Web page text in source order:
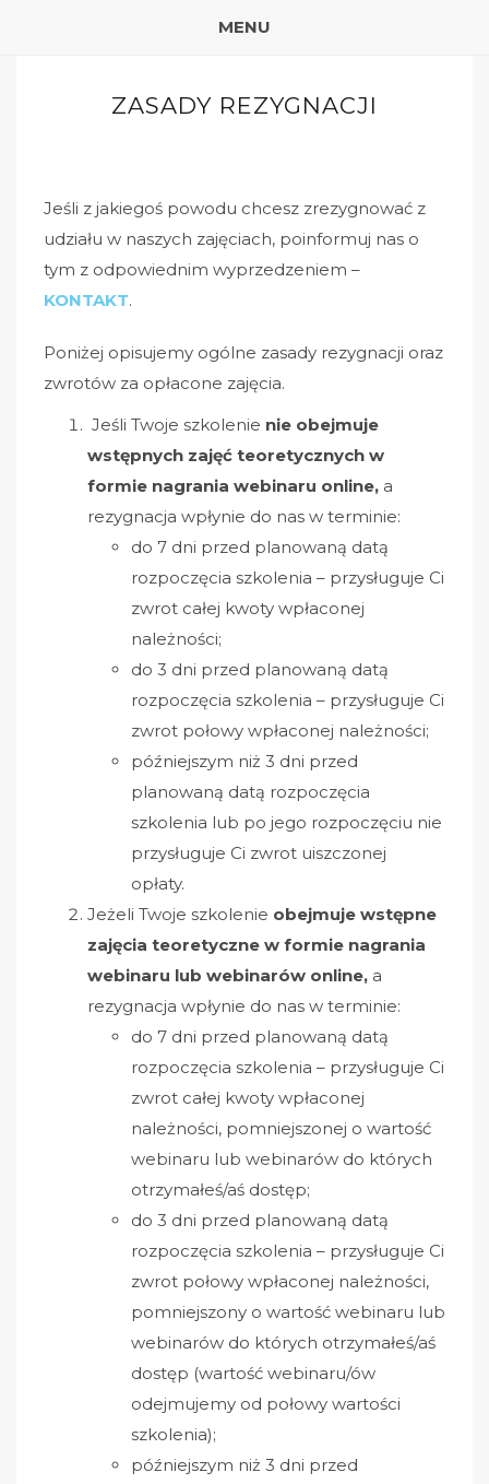
MENU
ZASADY REZYGNACJI
Jeśli z jakiegoś powodu chcesz zrezygnować z
udziału w naszych zajęciach, poinformuj nas o
tym z odpowiednim wyprzedzeniem –
KONTAKT.
Poniżej opisujemy ogólne zasady rezygnacji oraz
zwrotów za opłacone zajęcia.
Jeśli Twoje szkolenie nie obejmuje
wstępnych zajęć teoretycznych w
formie nagrania webinaru online, a
rezygnacja wpłynie do nas w terminie:
do 7 dni przed planowaną datą
rozpoczęcia szkolenia – przysługuje Ci
zwrot całej kwoty wpłaconej
należności;
do 3 dni przed planowaną datą
rozpoczęcia szkolenia – przysługuje Ci
zwrot połowy wpłaconej należności;
późniejszym niż 3 dni przed
planowaną datą rozpoczęcia
szkolenia lub po jego rozpoczęciu nie
przysługuje Ci zwrot uiszczonej
opłaty.
Jeżeli Twoje szkolenie obejmuje wstępne
zajęcia teoretyczne w formie nagrania
webinaru lub webinarów online, a
rezygnacja wpłynie do nas w terminie:
do 7 dni przed planowaną datą
rozpoczęcia szkolenia – przysługuje Ci
zwrot całej kwoty wpłaconej
należności, pomniejszonej o wartość
webinaru lub webinarów do których
otrzymałeś/aś dostęp;
do 3 dni przed planowaną datą
rozpoczęcia szkolenia – przysługuje Ci
zwrot połowy wpłaconej należności,
pomniejszony o wartość webinaru lub
webinarów do których otrzymałeś/aś
dostęp (wartość webinaru/ów
odejmujemy od połowy wartości
szkolenia);
późniejszym niż 3 dni przed